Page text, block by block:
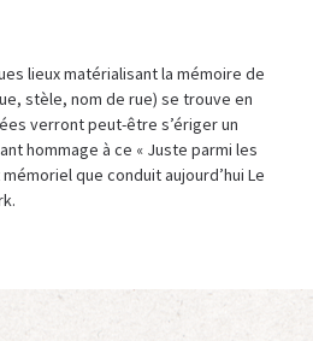
lieux matérialisant la mémoire de
stèle, nom de rue) se trouve en
verront peut-être s’ériger un
hommage à ce « Juste parmi les
que conduit aujourd’hui Le